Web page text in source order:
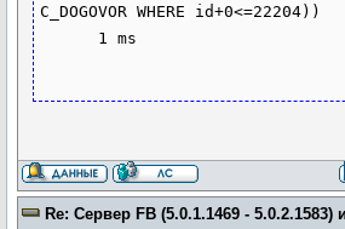
C_DOGOVOR WHERE id+0<=22204))
Re: Сервер FB (5.0.1.1469 - 5.0.2.1583)